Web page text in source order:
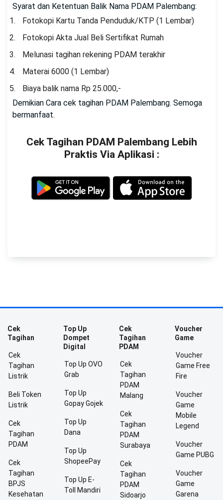
Syarat dan Ketentuan Balik Nama PDAM Palembang:
Fotokopi Kartu Tanda Penduduk/KTP (1 Lembar)
Fotokopi Akta Jual Beli Sertifikat Rumah
Melunasi tagihan rekening PDAM terakhir
Materai 6000 (1 Lembar)
Biaya balik nama Rp 25.000,-
Demikian Cara cek tagihan PDAM Palembang. Semoga
bermanfaat.
Cek Tagihan PDAM Palembang Lebih
Praktis Via Aplikasi :
Cek
Tagihan
Cek
Tagihan
Listrik
Beli Token
Listrik
Cek
Tagihan
PDAM
Cek
Tagihan
BPJS
Kesehatan
Top Up
Dompet
Digital
Top Up OVO
Grab
Top Up
Gopay Gojek
Top Up
Dana
Top Up
ShopeePay
Top Up E-
Toll Mandiri
Cek
Tagihan
PDAM
Cek
Tagihan
PDAM
Malang
Cek
Tagihan
PDAM
Surabaya
Cek
Tagihan
PDAM
Sidoarjo
Voucher
Game
Voucher
Game Free
Fire
Voucher
Game
Mobile
Legend
Voucher
Game PUBG
Voucher
Game
Garena